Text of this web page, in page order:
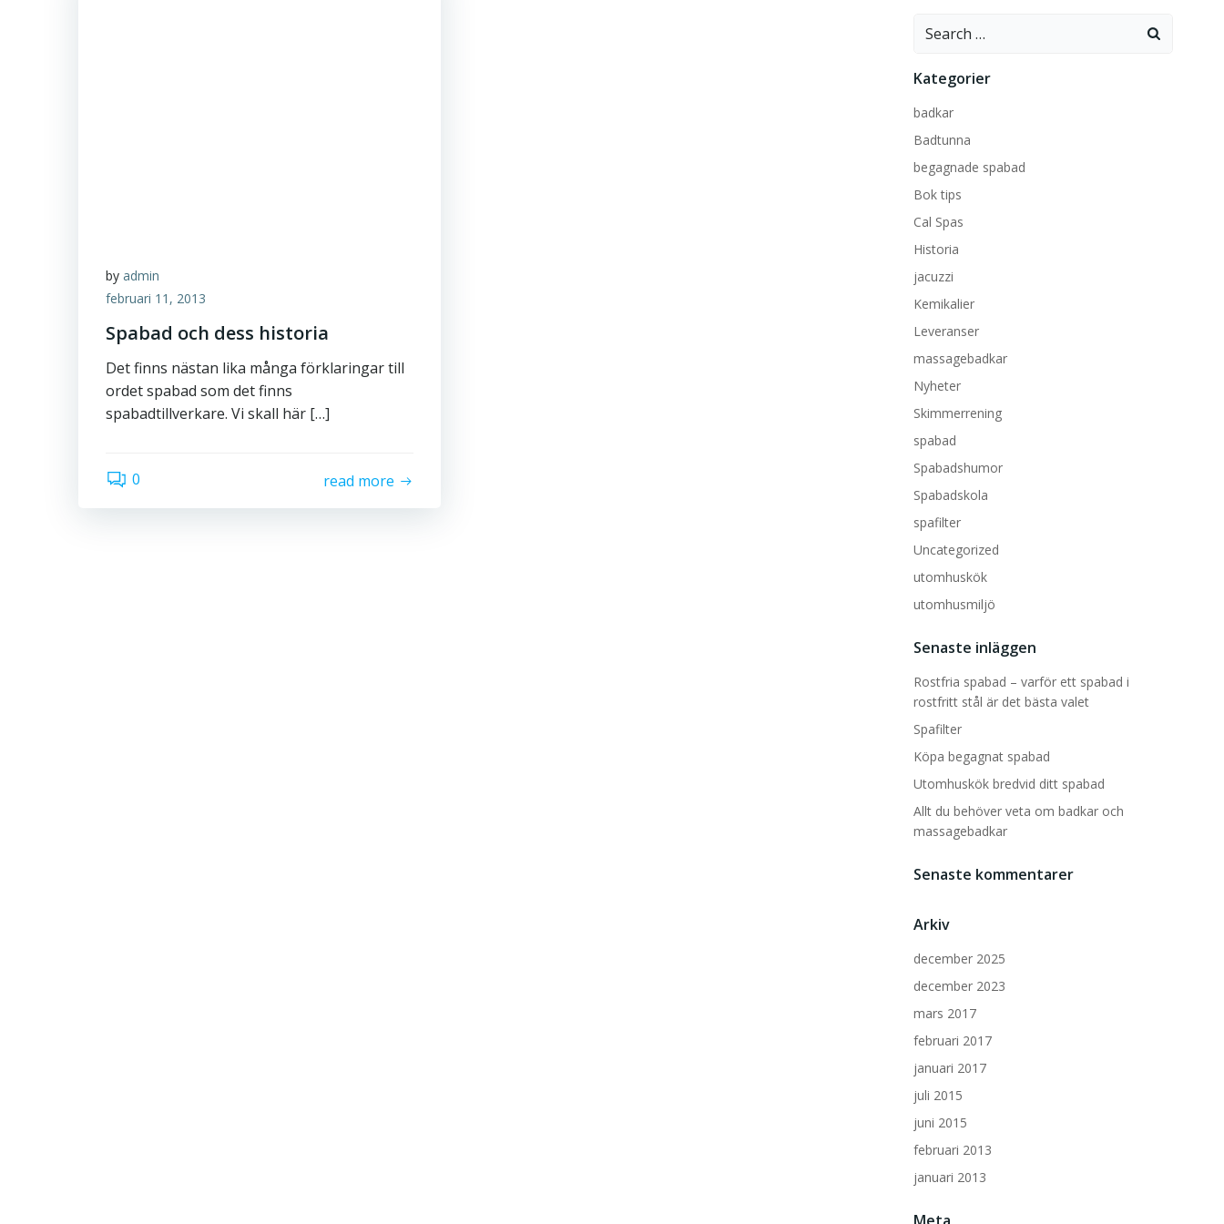
by admin
februari 11, 2013
Spabad och dess historia
Det finns nästan lika många förklaringar till
ordet spabad som det finns
spabadtillverkare. Vi skall här […]
0 read more
Search
Kategorier
badkar
Badtunna
begagnade spabad
Bok tips
Cal Spas
Historia
jacuzzi
Kemikalier
Leveranser
massagebadkar
Nyheter
Skimmerrening
spabad
Spabadshumor
Spabadskola
spafilter
Uncategorized
utomhuskök
utomhusmiljö
Senaste inläggen
Rostfria spabad – varför ett spabad i
rostfritt stål är det bästa valet
Spafilter
Köpa begagnat spabad
Utomhuskök bredvid ditt spabad
Allt du behöver veta om badkar och
massagebadkar
Senaste kommentarer
Arkiv
december 2025
december 2023
mars 2017
februari 2017
januari 2017
juli 2015
juni 2015
februari 2013
januari 2013